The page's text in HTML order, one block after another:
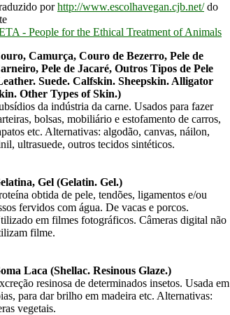
porhttp://www.escolhavegan.cjb.net/do
- People for the Ethical Treatment of Animals
Camurça, Couro de Bezerro, Pele de
Pele de Jacaré, Outros Tipos de Pele
Suede. Calfskin. Sheepskin. Alligator
Other Types of Skin.)
da indústria da carne. Usados para fazer
bolsas, mobiliário e estofamento de carros,
etc. Alternativas: algodão, canvas, náilon,
ultrasuede, outros tecidos sintéticos.
Gel (Gelatin. Gel.)
obtida de pele, tendões, ligamentos e/ou
fervidos com água. De vacas e porcos.
em filmes fotográficos. Câmeras digital não
filme.
Laca (Shellac. Resinous Glaze.)
resinosa de determinados insetos. Usada em
para dar brilho em madeira etc. Alternativas:
vegetais.